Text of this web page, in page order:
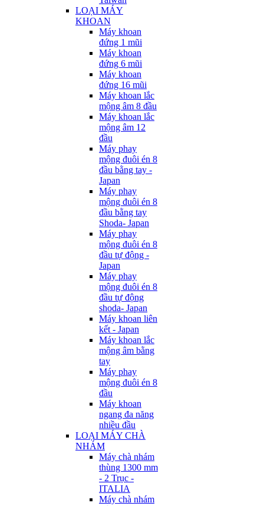
LOẠI MÁY
KHOAN
Máy khoan
đứng 1 mũi
Máy khoan
đứng 6 mũi
Máy khoan
đứng 16 mũi
Máy khoan lắc
mộng âm 8 đầu
Máy khoan lắc
mộng âm 12
đầu
Máy phay
mộng đuôi én 8
đầu bằng tay -
Japan
Máy phay
mộng đuôi én 8
đầu bằng tay
Shoda- Japan
Máy phay
mộng đuôi én 8
đầu tự động -
Japan
Máy phay
mộng đuôi én 8
đầu tự động
shoda- Japan
Máy khoan liên
kết - Japan
Máy khoan lắc
mộng âm bằng
tay
Máy phay
mộng đuôi én 8
đầu
Máy khoan
ngang đa năng
nhiều đầu
LOẠI MÁY CHÀ
NHÁM
Máy chà nhám
thùng 1300 mm
- 2 Trục -
ITALIA
Máy chà nhám